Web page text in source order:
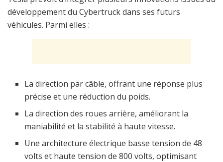
développement du Cybertruck dans ses futurs
véhicules. Parmi elles :
La direction par câble, offrant une réponse plus
précise et une réduction du poids.
La direction des roues arrière, améliorant la
maniabilité et la stabilité à haute vitesse.
Une architecture électrique basse tension de 48
volts et haute tension de 800 volts, optimisant